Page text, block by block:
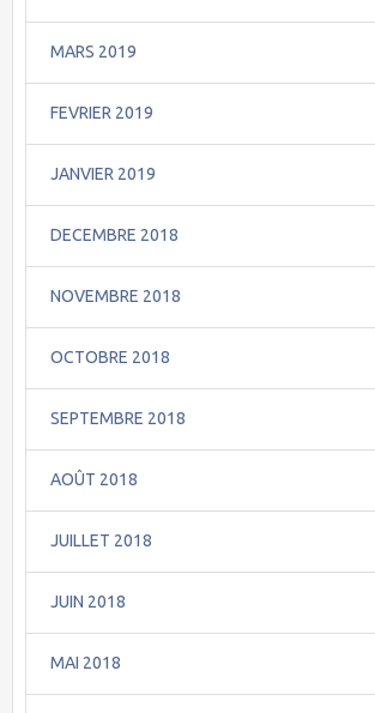
MARS 2019
FEVRIER 2019
JANVIER 2019
DECEMBRE 2018
NOVEMBRE 2018
OCTOBRE 2018
SEPTEMBRE 2018
AOÛT 2018
JUILLET 2018
JUIN 2018
MAI 2018